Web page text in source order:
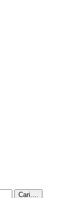
Cari....